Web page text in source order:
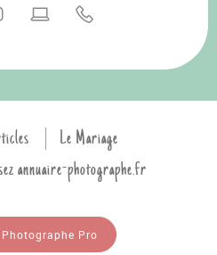
Le Mariage
annuaire-photographe.fr
Pro